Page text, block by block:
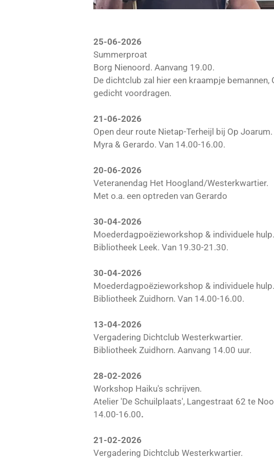
25-06-2026
Summerproat
Borg Nienoord. Aanvang 19.00.
De dichtclub zal hier een kraampje bemannen,
gedicht voordragen.
21-06-2026
Open deur route Nietap-Terheijl bij Op Joarum.
Myra & Gerardo. Van 14.00-16.00.
20-06-2026
Veteranendag Het Hoogland/Westerkwartier.
Met o.a. een optreden van Gerardo
30-04-2026
Moederdagpoëzieworkshop & individuele hulp.
Bibliotheek Leek. Van 19.30-21.30.
30-04-2026
Moederdagpoëzieworkshop & individuele hulp.
Bibliotheek Zuidhorn. Van 14.00-16.00.
13-04-2026
Vergadering Dichtclub Westerkwartier.
Bibliotheek Zuidhorn. Aanvang 14.00 uur.
28-02-2026
Workshop Haiku's schrijven.
Atelier 'De Schuilplaats', Langestraat 62 te
14.00-16.00.
21-02-2026
Vergadering Dichtclub Westerkwartier.